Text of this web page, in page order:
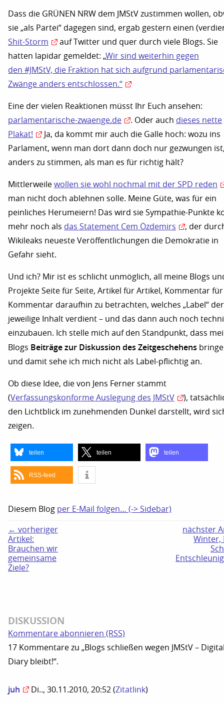
Dass die GRÜNEN NRW dem JMStV zustimmen wollen,
sie „als Partei“ dagegen sind, ergab gestern einen
Shit-Storm
auf Twitter und quer durch viele Blogs. Sie
hatten lapidar gemeldet: „Wir sind weiterhin gegen
den #JMStV, die Fraktion hat sich aufgrund
Zwänge anders entschlossen.“
Eine der vielen Reaktionen müsst Ihr Euch ansehen:
parlamentarische-zwaenge.de
. Oder auch dieses nette
Plakat!
Ja, da kommt mir auch die Galle hoch: wozu ins
Parlament, wenn man dort dann doch nur gezwungen
anders zu stimmen, als man es für richtig hält?
Mittlerweile wollen sie wohl nochmal mit der SPD reden
man nicht doch ablehnen solle. Meine Güte, was für ein
peinliches Herumeiern! Das wird sie Sympathie-Punkte
mehr noch als das Statement Cem Özdemirs
, der
Wikileaks neueste Veröffentlichungen die Demokratie in
Gefahr sieht.
Und ich? Mir ist es schlicht unmöglich, all meine Blogs
Projekte Seite für Seite, Artikel für Artikel, Kommentar für
Kommentar daraufhin zu betrachten, welches „Label“ der
jeweilige Inhalt verdient – und das dann auch noch
einzubauen. Ich stelle mich auf den Standpunkt, dass
Blogs Beiträge zur Diskussion des Zeitgeschehens
und damit sehe ich mich nicht als Label-pflichtig an.
Ob diese Idee, die von Jens Ferner stammt
(Verfassungskonforme Auslegung des JMStV
),
den Lichtblick im zunehmenden Dunkel darstellt, wird
zeigen.
teilen teilen teilen
RSS-feed
Diesem Blog per E-Mail folgen… (-> Sidebar)
← vorheriger
Artikel:
Brauchen wir
gemeinsame
Ziele?
nächster
Winter,
DISKUSSION
Kommentare abonnieren (RSS)
17 Kommentare zu „Blogs schließen wegen JMStV –
Diary bleibt!“.
juh Di.., 30.11.2010, 20:52 (Zitatlink)